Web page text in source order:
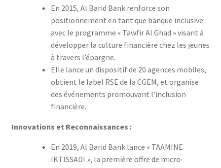
En 2015, Al Barid Bank renforce son
positionnement en tant que banque inclusive
avec le programme « Tawfir Al Ghad » visant à
développer la culture financière chez les jeunes
à travers l’épargne.
Elle lance un dispositif de 20 agences mobiles,
obtient le label RSE de la CGEM, et organise
des événements promouvant l’inclusion
financière.
Innovations et Reconnaissances :
En 2019, Al Barid Bank lance « TAAMINE
IKTISSADI », la première offre de micro-